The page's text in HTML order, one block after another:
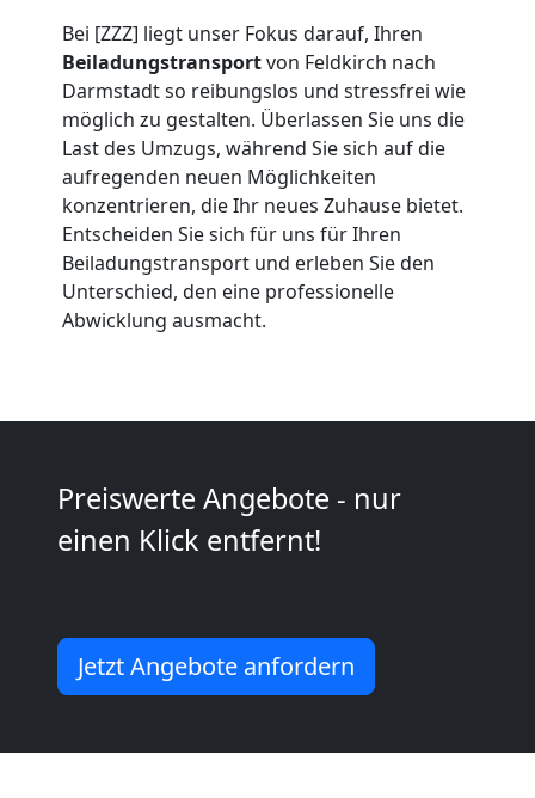
Bei [ZZZ] liegt unser Fokus darauf, Ihren
Beiladungstransportvon Feldkirch nach
Darmstadt so reibungslos und stressfrei wie
möglich zu gestalten. Überlassen Sie uns die
Last des Umzugs, während Sie sich auf die
aufregenden neuen Möglichkeiten
konzentrieren, die Ihr neues Zuhause bietet.
Entscheiden Sie sich für uns für Ihren
Beiladungstransport und erleben Sie den
Unterschied, den eine professionelle
Abwicklung ausmacht.
Preiswerte Angebote - nur
einen Klick entfernt!
Jetzt Angebote anfordern
Mann
LKW
Feldkirch
Feldkirch
Umzug
Feldkirch
Mann
+